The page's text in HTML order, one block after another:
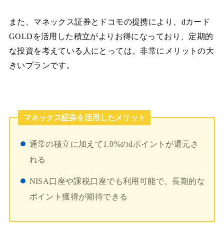
また、マネックス証券とドコモの提携により、dカード
GOLDを活用した積立がよりお得になっており、定期的
な投資を考えている人にとっては、非常にメリットの大
きいプランです。
マネックス証券を活用したメリット
通常の積立に加えて1.0%のdポイントが還元さ
れる
NISA口座や課税口座でも利用可能で、長期的な
ポイント獲得が期待できる